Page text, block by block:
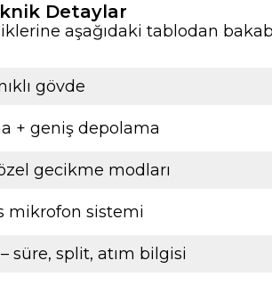
Detaylar
aşağıdaki tablodan
gövde
+ geniş depolama
gecikme modları
mikrofon sistemi
süre, split, atım bilgisi